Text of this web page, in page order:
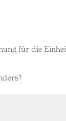
für die